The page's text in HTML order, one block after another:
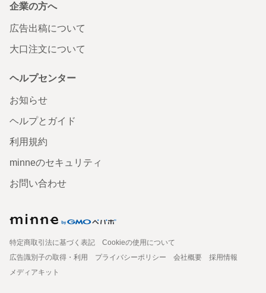
企業の方へ
広告出稿について
大口注文について
ヘルプセンター
お知らせ
ヘルプとガイド
利用規約
minneのセキュリティ
お問い合わせ
特定商取引法に基づく表記
Cookieの使用について
広告識別子の取得・利用
プライバシーポリシー 会社概要
採用情報
メディアキット